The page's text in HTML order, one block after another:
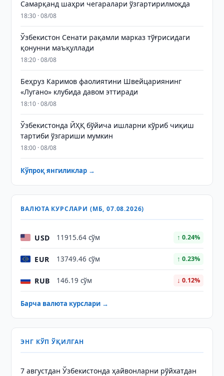
Самарқанд шаҳри чегаралари ўзгартирилмоқда
18:30 · 08/08
Ўзбекистон Сенати рақамли марказ тўғрисидаги
қонунни маъқуллади
18:20 · 08/08
Беҳруз Каримов фаолиятини Швейцариянинг
«Лугано» клубида давом эттиради
18:10 · 08/08
Ўзбекистонда ЙҲҚ бўйича ишларни кўриб чиқиш
тартиби ўзгариши мумкин
18:00 · 08/08
Кўпроқ янгиликлар →
ВАЛЮТА КУРСЛАРИ (МБ, 07.08.2026)
USD 11915.64 сўм ↑ 0.24%
EUR 13749.46 сўм ↑ 0.23%
RUB 146.19 сўм ↓ 0.12%
Барча валюта курслари →
ЭНГ КЎП ЎҚИЛГАН
7 августдан Ўзбекистонда ҳайвонларни рўйхатдан